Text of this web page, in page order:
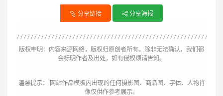
分享链接 分享海报
版权申明：内容来源网络，版权归原创者所有。除非无法确认，我们都
会标明作者及出处，如有侵权烦请告知。
温馨提示： 网站作品模板内出现的任何摄影图、商品图、字体、人物肖
像仅供作参考展示。